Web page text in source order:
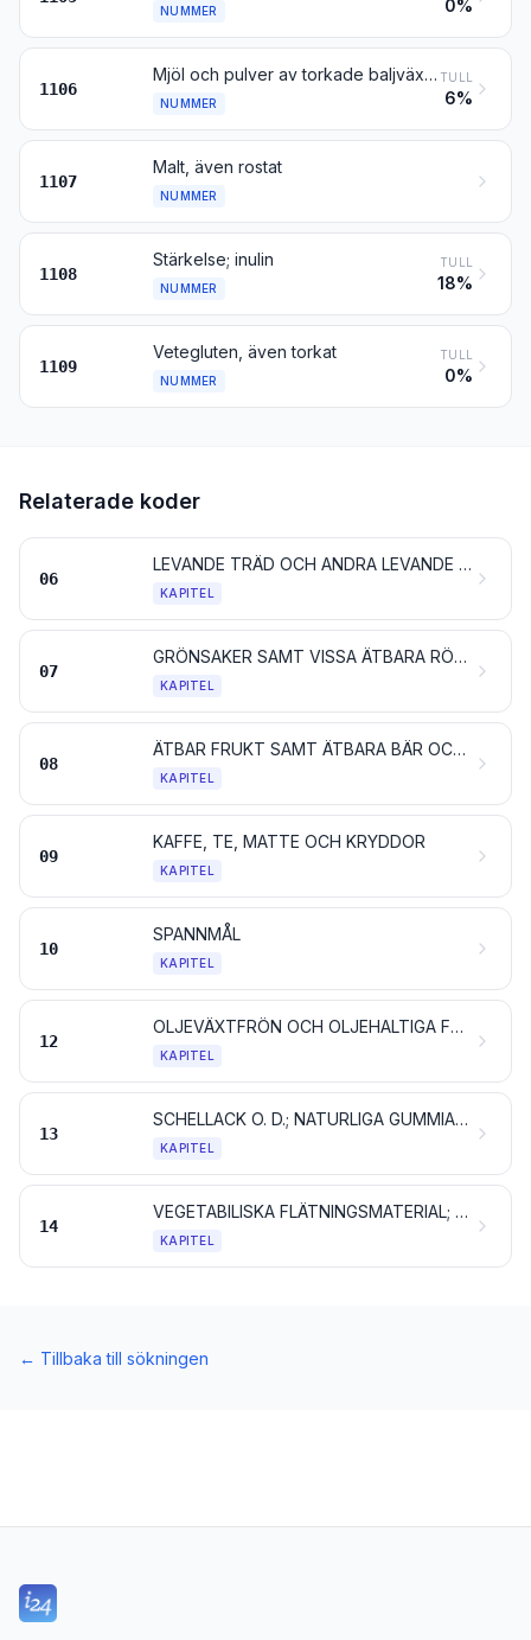
NUMMER 0%
1106
Mjöl och pulver av torkade baljväxtfrön enligt nr 0713, av sago eller av rötter, stam- eller rotknölar enligt nr 0714 eller av produkter enligt kapitel 8
NUMMER
TULL
6%
1107
Malt, även rostat
NUMMER
1108
Stärkelse; inulin
NUMMER
TULL
18%
1109
Vetegluten, även torkat
NUMMER
TULL
0%
Relaterade koder
06
LEVANDE TRÄD OCH ANDRA LEVANDE VÄXTER; LÖKAR, RÖTTER O. D.; SNITTBLOMMOR OCH SNITTGRÖNT
KAPITEL
07
GRÖNSAKER SAMT VISSA ÄTBARA RÖTTER OCH STAM- ELLER ROTKNÖLAR
KAPITEL
08
ÄTBAR FRUKT SAMT ÄTBARA BÄR OCH NÖTTER; SKAL AV CITRUSFRUKTER ELLER MELONER
KAPITEL
09
KAFFE, TE, MATTE OCH KRYDDOR
KAPITEL
10
SPANNMÅL
KAPITEL
12
OLJEVÄXTFRÖN OCH OLJEHALTIGA FRUKTER; DIVERSE ANDRA FRÖN OCH FRUKTER; VÄXTER FÖR INDUSTRIELLT ELLER MEDICINSKT BRUK; HALM OCH FODERVÄXTER
KAPITEL
13
SCHELLACK O. D.; NATURLIGA GUMMIARTER OCH HARTSER SAMT ANDRA VÄXTSAFTER OCH VÄXTEXTRAKTER
KAPITEL
14
VEGETABILISKA FLÄTNINGSMATERIAL; VEGETABILISKA PRODUKTER, INTE NÄMNDA ELLER INBEGRIPNA NÅGON ANNANSTANS
KAPITEL
← Tillbaka till sökningen